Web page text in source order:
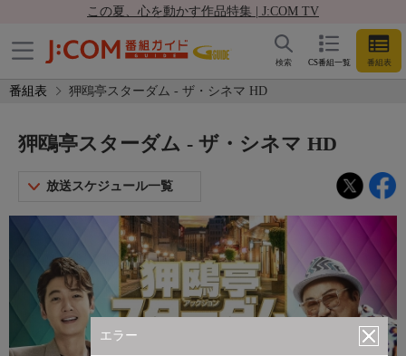
この夏、心を動かす作品特集 | J:COM TV
CS番組一覧 番組表
検索
番組表 狎鴎亭スターダム - ザ・シネマ HD
エラー
狎鴎亭スターダム - ザ・シネマ HD
放送スケジュール一覧